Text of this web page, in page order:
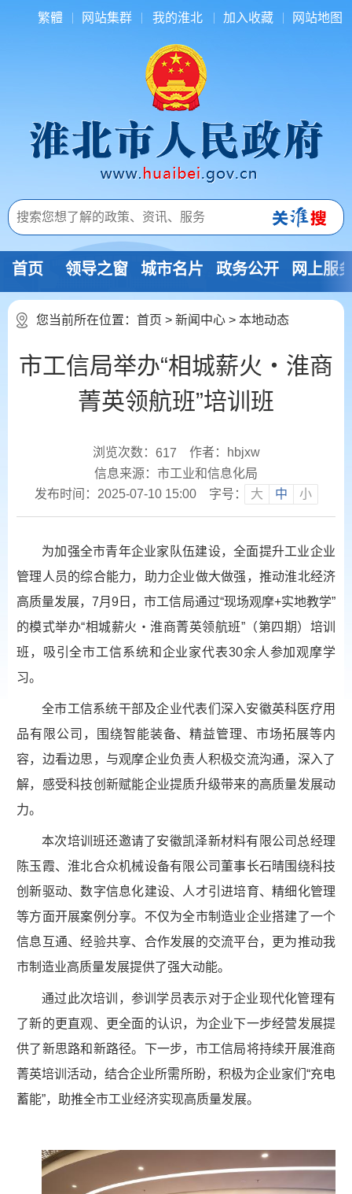
繁體 网站集群 我的淮北 加入收藏 网站地图
首页 领导之窗 城市名片 政务公开 网上服
您当前所在位置： 首页 > 新闻中心 > 本地动态
市工信局举办“相城薪火・淮商
菁英领航班”培训班
浏览次数： 617
作者：hbjxw
信息来源：市工业和信息化局
发布时间：2025-07-10 15:00
字号： 大 中 小
为加强全市青年企业家队伍建设，全面提升工业企业
管理人员的综合能力，助力企业做大做强，推动淮北经济
高质量发展，7月9日，市工信局通过“现场观摩+实地教学”
的模式举办“相城薪火・淮商菁英领航班”（第四期）培训
班，吸引全市工信系统和企业家代表30余人参加观摩学
习。
全市工信系统干部及企业代表们深入安徽英科医疗用
品有限公司，围绕智能装备、精益管理、市场拓展等内
容，边看边思，与观摩企业负责人积极交流沟通，深入了
解，感受科技创新赋能企业提质升级带来的高质量发展动
力。
本次培训班还邀请了安徽凯泽新材料有限公司总经理
陈玉霞、淮北合众机械设备有限公司董事长石晴围绕科技
创新驱动、数字信息化建设、人才引进培育、精细化管理
等方面开展案例分享。不仅为全市制造业企业搭建了一个
信息互通、经验共享、合作发展的交流平台，更为推动我
市制造业高质量发展提供了强大动能。
通过此次培训，参训学员表示对于企业现代化管理有
了新的更直观、更全面的认识，为企业下一步经营发展提
供了新思路和新路径。下一步，市工信局将持续开展淮商
菁英培训活动，结合企业所需所盼，积极为企业家们“充电
蓄能”，助推全市工业经济实现高质量发展。